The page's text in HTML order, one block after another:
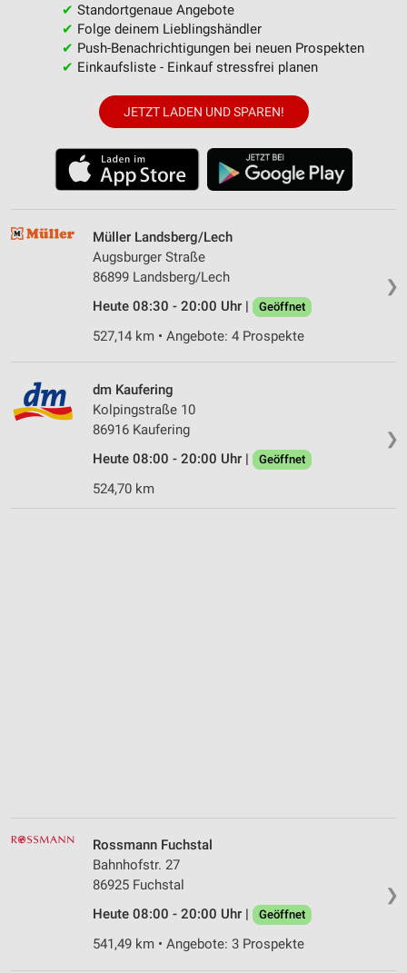
✔ Standortgenaue Angebote
✔ Folge deinem Lieblingshändler
✔ Push-Benachrichtigungen bei neuen Prospekten
✔ Einkaufsliste - Einkauf stressfrei planen
JETZT LADEN UND SPAREN!
❯
Müller Landsberg/Lech
Augsburger Straße
86899 Landsberg/Lech
Heute 08:30 - 20:00 Uhr |
Geöffnet
527,14 km • Angebote: 4 Prospekte
❯
dm Kaufering
Kolpingstraße 10
86916 Kaufering
Heute 08:00 - 20:00 Uhr |
Geöffnet
524,70 km
❯
Rossmann Fuchstal
Bahnhofstr. 27
86925 Fuchstal
Heute 08:00 - 20:00 Uhr |
Geöffnet
541,49 km • Angebote: 3 Prospekte